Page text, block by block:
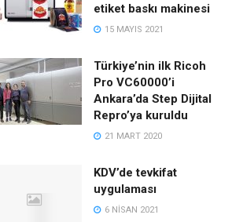
etiket baskı makinesi
15 MAYIS 2021
Türkiye’nin ilk Ricoh
Pro VC60000’i
Ankara’da Step Dijital
Repro’ya kuruldu
21 MART 2020
KDV’de tevkifat
uygulaması
6 NISAN 2021